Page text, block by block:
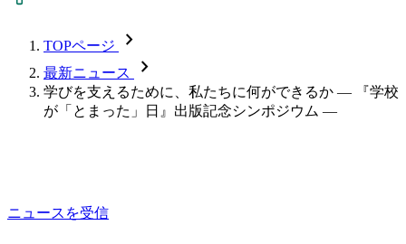
TOPページ chevron_forward
最新ニュース chevron_forward
学びを支えるために、私たちに何ができるか — 『学校
が「とまった」日』出版記念シンポジウム —
ニュースを受信